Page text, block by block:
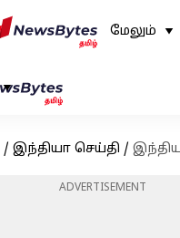
மேலும்
/ இந்தியா செய்தி / இந்தியாவில் ஒரே
ADVERTISEMENT